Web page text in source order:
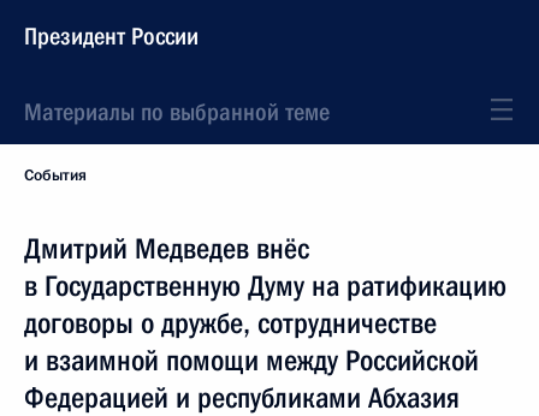
Президент России
Материалы по выбранной теме
События
Дмитрий Медведев внёс
в Государственную Думу на ратификацию
договоры о дружбе, сотрудничестве
и взаимной помощи между Российской
Федерацией и республиками Абхазия